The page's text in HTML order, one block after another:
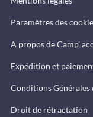
Paramètres des
A propos de Camp’
Expédition et
Conditions Générales
Droit de rétractation